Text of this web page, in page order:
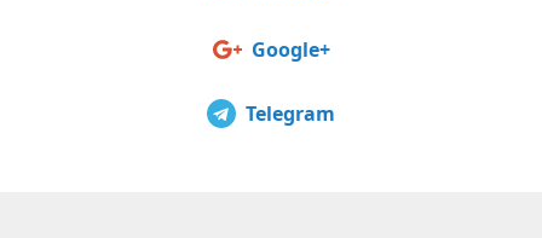
Google+
Telegram